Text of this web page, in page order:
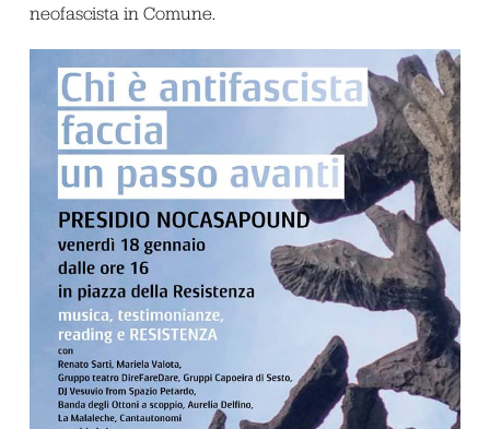
neofascista in Comune.